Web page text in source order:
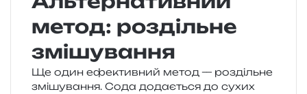
метод: роздільне
змішування
Ще один ефе­ктив­ний метод — роз­діль­не
змі­шу­ва­н­ня. Сода дода­є­ться до сухих